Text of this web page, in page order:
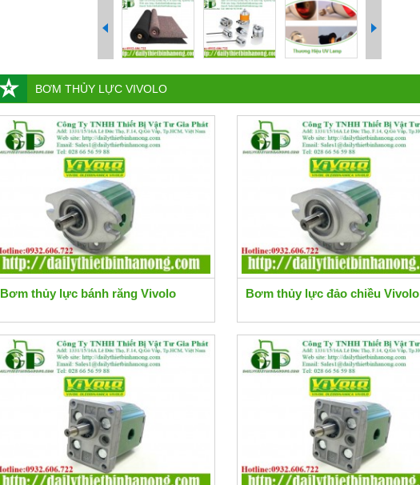
BƠM THỦY LỰC VIVOLO
Bơm thủy lực bánh răng Vivolo Bơm thủy lực đảo chiều Vivolo